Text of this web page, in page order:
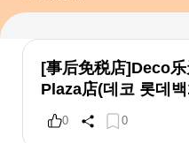
[事后免税店]Deco
Plaza店(데코 롯데
0 0